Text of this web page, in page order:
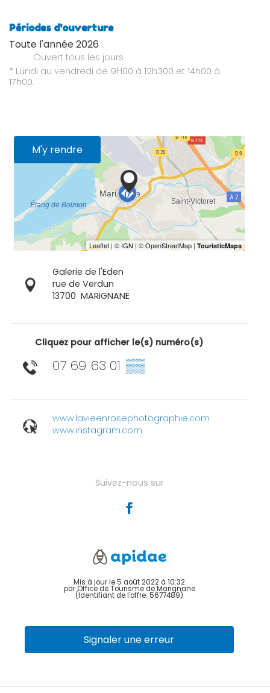
Périodes d'ouverture
Toute l'année 2026
Ouvert tous les jours
* Lundi au vendredi de 9H00 à 12h300 et 14h00 à
17h00.
M'y rendre
Galerie de l'Eden
rue de Verdun
13700 MARIGNANE
Cliquez pour afficher le(s) numéro(s)
07 69 63 01 ▒▒
www.lavieenrosephotographie.com
www.instagram.com
Suivez-nous sur
Mis à jour le 5 août 2022 à 10:32
par Office de Tourisme de Marignane
(Identifiant de l'offre: 5677489)
Signaler une erreur